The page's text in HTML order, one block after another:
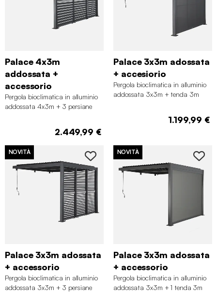
Palace 4x3m
addossata +
accessorio
Pergola bioclimatica in alluminio
addossata 4x3m + 3 persiane
2.449,99 €
Palace 3x3m adossata
+ accesiorio
Pergola bioclimatica in alluminio
addossata 3x3m + tenda 3m
1.199,99 €
NOVITÀ
Palace 3x3m adossata
+ accessorio
Pergola bioclimatica in alluminio
addossata 3x3m + 3 persiane
NOVITÀ
Palace 3x3m adossata
+ accessorio
Pergola bioclimatica in alluminio
addossata 3x3m + 1 tenda 3m